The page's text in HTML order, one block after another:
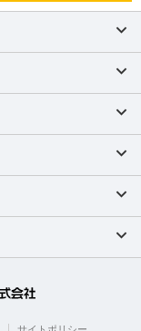
サイトポリシー